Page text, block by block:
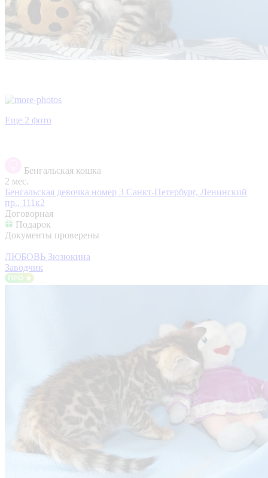
Еще 2 фото
Бенгальская кошка
2 мес.
Бенгальская девочка номер 3 Санкт-Петербург, Ленинский
пр., 111к2
Договорная
Подарок
Документы проверены
ЛЮБОВЬ Зюзюкина
Заводчик